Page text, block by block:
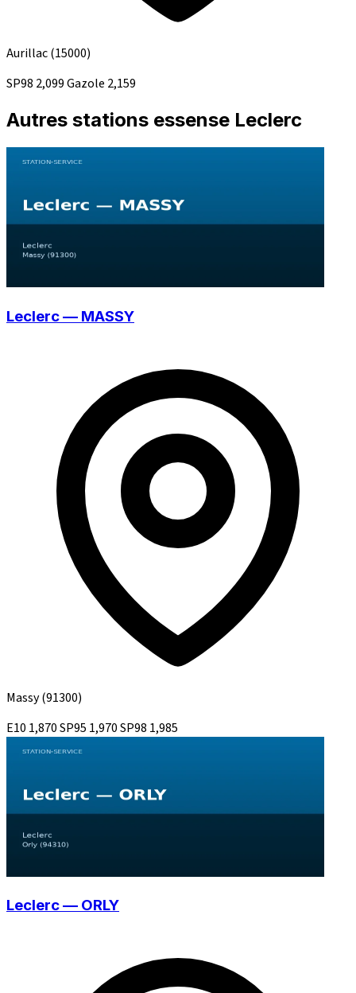
Aurillac(15000)
SP98 2,099Gazole 2,159
Autres stations essense Leclerc
Leclerc — MASSY
Massy(91300)
E10 1,870SP95 1,970SP98 1,985
Leclerc — ORLY